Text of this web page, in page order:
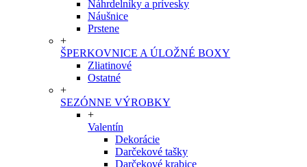
Náhrdelníky a prívesky
Náušnice
Prstene
+
ŠPERKOVNICE A ÚLOŽNÉ BOXY
Zliatinové
Ostatné
+
SEZÓNNE VÝROBKY
+
Valentín
Dekorácie
Darčekové tašky
Darčekové krabice